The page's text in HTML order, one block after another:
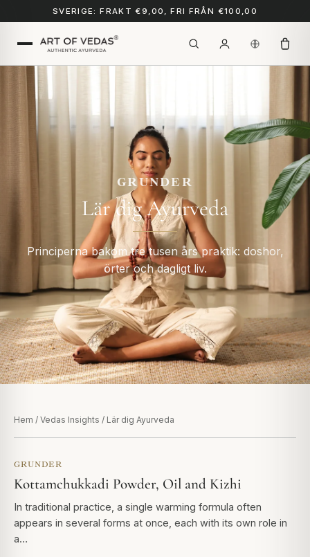
SVERIGE: FRAKT €9,00, FRI FRÅN €100,00
GRUNDER
Lär dig Ayurveda
Principerna bakom tre tusen års praktik: doshor,
örter och dagligt liv.
Hem / Vedas Insights / Lär dig Ayurveda
GRUNDER
Kottamchukkadi Powder, Oil and Kizhi
In traditional practice, a single warming formula often
appears in several forms at once, each with its own role in
a…